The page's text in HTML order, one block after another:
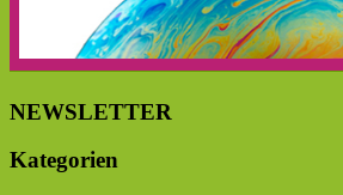
NEWSLETTER
Kategorien